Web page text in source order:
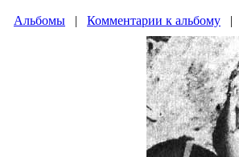
Альбомы | Комментарии к альбому |